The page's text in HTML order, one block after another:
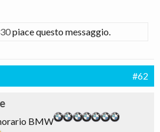
diversi.
crediate sia così difficile per
piace questo messaggio.
#62
BMW